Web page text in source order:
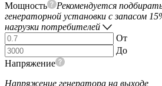
Мощность
Рекомендуется
генераторной установки с запасом
нагрузки потребителей
От
До
Напряжение
Напряжение генератора на выходе